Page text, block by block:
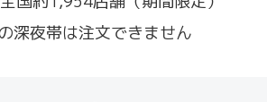
深夜帯は注文できません